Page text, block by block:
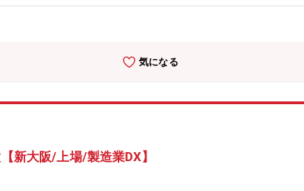
ジネスを展開しております。
気になる
新大阪/上場/製造業DX】